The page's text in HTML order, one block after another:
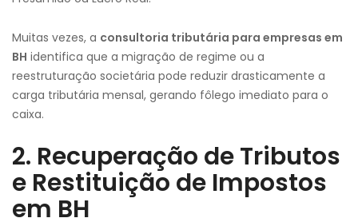
Muitas vezes, a consultoria tributária para empresas em
BH identifica que a migração de regime ou a
reestruturação societária pode reduzir drasticamente a
carga tributária mensal, gerando fôlego imediato para o
caixa.
2. Recuperação de Tributos
e Restituição de Impostos
em BH